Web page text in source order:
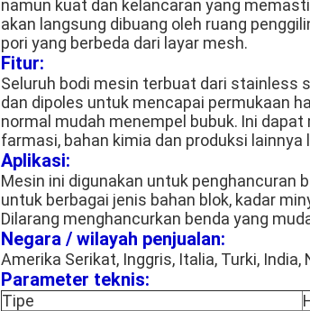
namun kuat dan kelancaran yang
akan langsung dibuang oleh ruang
pori yang berbeda dari layar mesh.
Fitur:
Seluruh bodi mesin terbuat dari stainless
dan dipoles untuk mencapai permukaan
normal mudah menempel bubuk. Ini dapat
farmasi, bahan kimia dan produksi
Aplikasi:
Mesin ini digunakan untuk penghancuran
untuk berbagai jenis bahan blok, kadar
Dilarang menghancurkan benda yang
Negara / wilayah penjualan:
Amerika Serikat, Inggris, Italia, Turki, India,
Parameter teknis:
Tipe